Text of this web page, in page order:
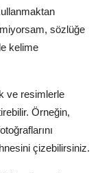
sözlüğe
kelime
ve resimlerle
Örneğin,
çizebilirsiniz.